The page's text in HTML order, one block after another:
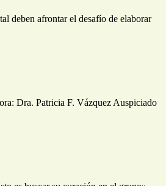
deben afrontar el desafío de elaborar
Dra. Patricia F. Vázquez Auspiciado